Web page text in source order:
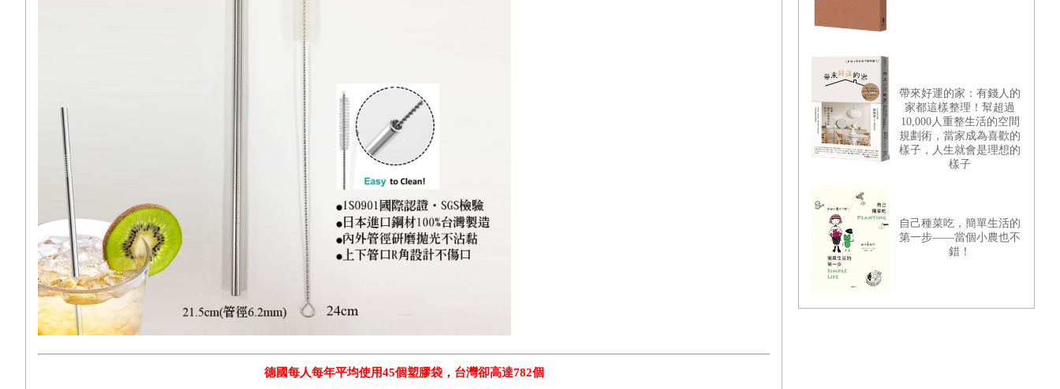
德國每人每年平均使用45個塑膠袋，台灣卻高達782個
帶來好運的家：有錢人的
家都這樣整理！幫超過
10,000人重整生活的空間
規劃術，當家成為喜歡的
樣子，人生就會是理想的
樣子
自己種菜吃，簡單生活的
第一步——當個小農也不
錯！